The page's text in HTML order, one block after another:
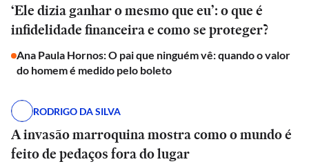
‘Ele dizia ganhar o mesmo que eu’: o que é
infidelidade financeira e como se proteger?
Ana Paula Hornos: O pai que ninguém vê: quando o valor
do homem é medido pelo boleto
RODRIGO DA SILVA
A invasão marroquina mostra como o mundo é
feito de pedaços fora do lugar